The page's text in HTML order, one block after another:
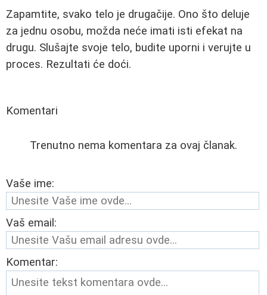
Zapamtite, svako telo je drugačije. Ono što deluje
za jednu osobu, možda neće imati isti efekat na
drugu. Slušajte svoje telo, budite uporni i verujte u
proces. Rezultati će doći.
Komentari
Trenutno nema komentara za ovaj članak.
Vaše ime:
Vaš email:
Komentar: